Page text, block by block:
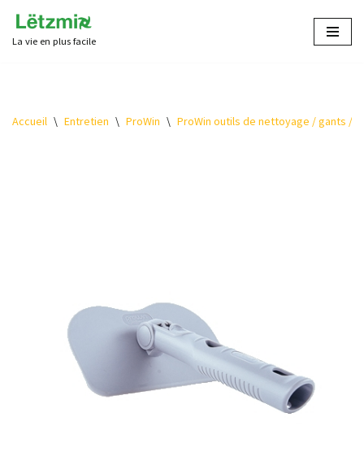
Aller
La vie en plus facile
Accueil \ Entretien \ ProWin \ ProWin outils de nettoyage / gants /